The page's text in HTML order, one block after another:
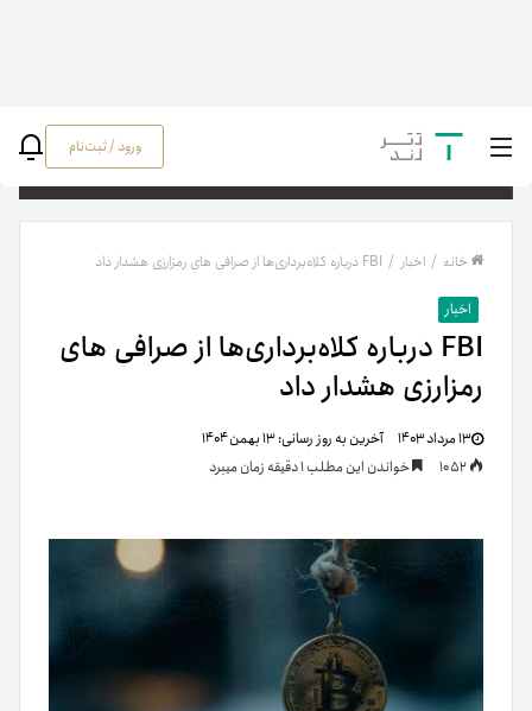
ورود / ثبت‌نام
خانه / اخبار / FBI درباره کلاه‌برداری‌ها از صرافی های رمزارزی هشدار داد
اخبار
FBI درباره کلاه‌برداری‌ها از صرافی های
رمزارزی هشدار داد
۱۳ مرداد ۱۴۰۳ آخرین به روز رسانی:۱۳ بهمن ۱۴۰۴
خواندن این مطلب 1 دقیقه زمان میبرد